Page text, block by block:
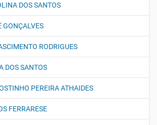
DOS SANTOS
GONÇALVES
RODRIGUES
DOS SANTOS
PEREIRA ATHAIDES
FERRARESE